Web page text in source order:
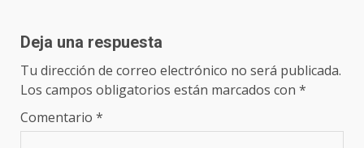
Deja una respuesta
Tu dirección de correo electrónico no será publicada.
Los campos obligatorios están marcados con *
Comentario *